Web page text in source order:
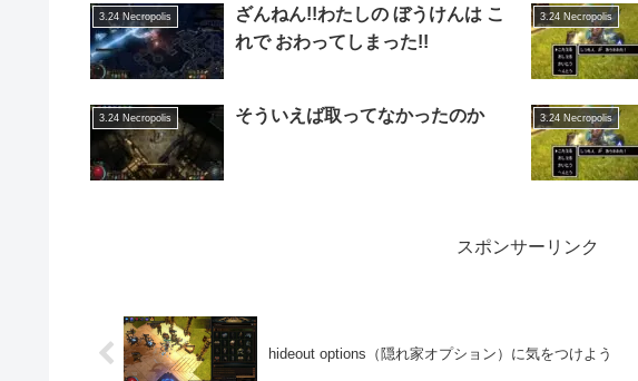
3.24 Necropolis
ざんねん!!わたしの ぼうけんは こ
れで おわってしまった!!
3.24 Necropolis
3.24 Necropolis そういえば取ってなかったのか 3.24 Necropolis
スポンサーリンク
hideout options（隠れ家オプション）に気をつけよう